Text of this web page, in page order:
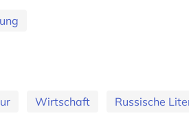
Wirtschaft Russische